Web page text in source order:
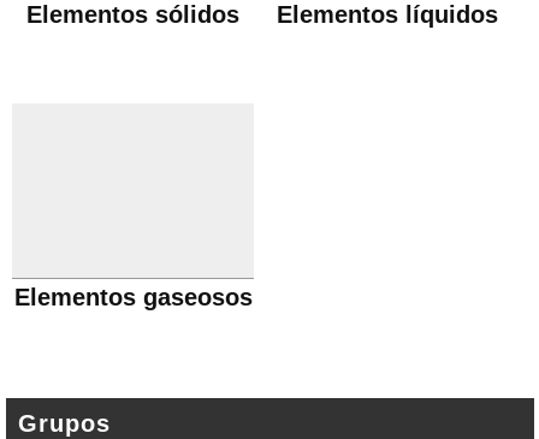
Elementos sólidos Elementos líquidos
Elementos gaseosos
Grupos